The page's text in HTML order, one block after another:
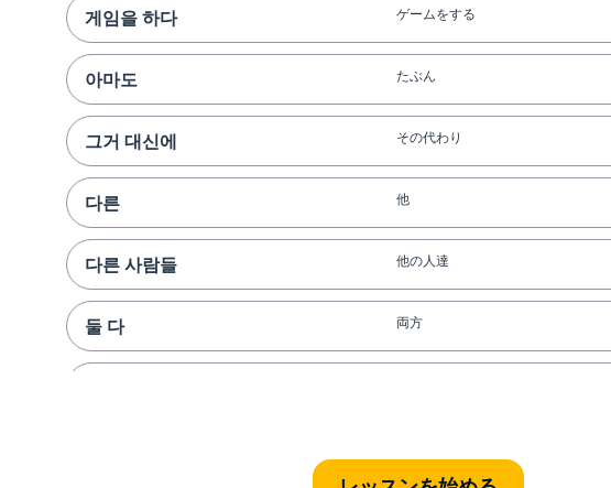
게임을 하다 ゲームをする
아마도 たぶん
그거 대신에 その代わり
다른 他
다른 사람들 他の人達
둘 다 両方